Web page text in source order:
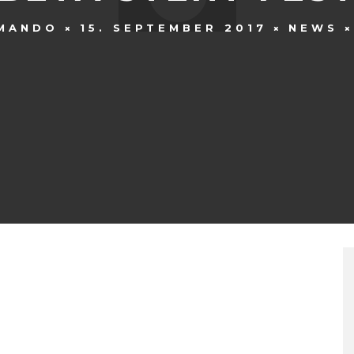
15. SEPTEMBER 2017 NEWS